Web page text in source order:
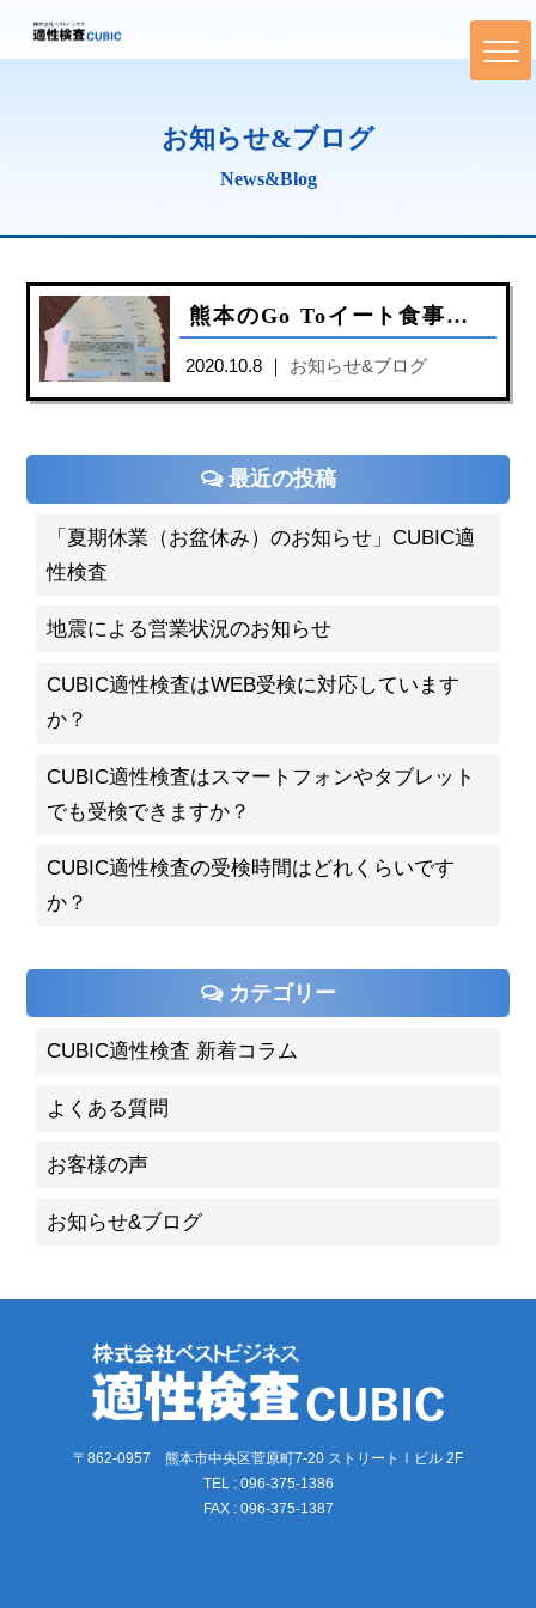
お知らせ&ブログ
News&Blog
熊本のGo Toイート食事券の販売・利用期間はいつからいつまで？どこで購入？購入方法は？
2020.10.8 ｜ お知らせ&ブログ
最近の投稿
「夏期休業（お盆休み）のお知らせ」CUBIC適
性検査
地震による営業状況のお知らせ
CUBIC適性検査はWEB受検に対応しています
か？
CUBIC適性検査はスマートフォンやタブレット
でも受検できますか？
CUBIC適性検査の受検時間はどれくらいです
か？
カテゴリー
CUBIC適性検査 新着コラム
よくある質問
お客様の声
お知らせ&ブログ
〒862-0957 熊本市中央区菅原町7-20 ストリートⅠビル 2F
TEL : 096-375-1386
FAX : 096-375-1387